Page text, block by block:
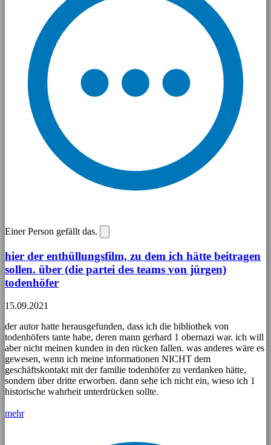
Einer Person gefällt das.
hier der enthüllungsfilm, zu dem ich hätte beitragen
sollen. über (die partei des teams von jürgen)
todenhöfer
15.09.2021
der autor hatte herausgefunden, dass ich die bibliothek von
todenhöfers tante habe, deren mann gerhard 1 obernazi war. ich will
aber nicht meinen kunden in den rücken fallen. was anderes wäre es
gewesen, wenn ich meine informationen NICHT dem
geschäftskontakt mit der familie todenhöfer zu verdanken hätte,
sondern über dritte erworben. dann sehe ich nicht ein, wieso ich 1
historische wahrheit unterdrücken sollte.
mehr